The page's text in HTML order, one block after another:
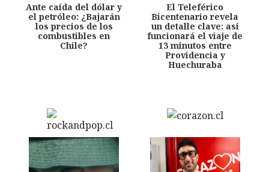
Ante caída del dólar y
el petróleo: ¿Bajarán
los precios de los
combustibles en
Chile?
El Teleférico
Bicentenario revela
un detalle clave: así
funcionará el viaje de
13 minutos entre
Providencia y
Huechuraba